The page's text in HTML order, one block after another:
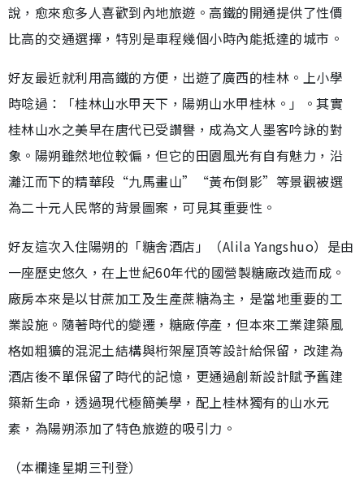
說，愈來愈多人喜歡到內地旅遊。高鐵的開通提供了性價
比高的交通選擇，特別是車程幾個小時內能抵達的城市。
好友最近就利用高鐵的方便，出遊了廣西的桂林。上小學
時唸過：「桂林山水甲天下，陽朔山水甲桂林。」。其實
桂林山水之美早在唐代已受讚譽，成為文人墨客吟詠的對
象。陽朔雖然地位較偏，但它的田園風光有自有魅力，沿
灕江而下的精華段“九馬畫山”“黃布倒影”等景觀被選
為二十元人民幣的背景圖案，可見其重要性。
好友這次入住陽朔的「糖舍酒店」（Alila Yangshuo）是由
一座歷史悠久，在上世紀60年代的國營製糖廠改造而成。
廠房本來是以甘蔗加工及生產蔗糖為主，是當地重要的工
業設施。隨著時代的變遷，糖廠停產，但本來工業建築風
格如粗獷的混泥土結構與桁架屋頂等設計給保留，改建為
酒店後不單保留了時代的記憶，更通過創新設計賦予舊建
築新生命，透過現代極簡美學，配上桂林獨有的山水元
素，為陽朔添加了特色旅遊的吸引力。
（本欄逢星期三刊登）